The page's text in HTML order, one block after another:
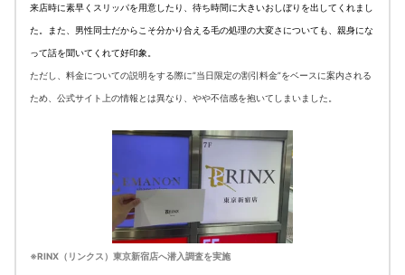
来店時に素早くスリッパを用意したり、待ち時間に大きいおしぼりを出してくれまし
た。また、男性同士だからこそ分かり合える毛の処理の大変さについても、親身にな
って話を聞いてくれて好印象。
ただし、料金についての説明をする際に”当日限定の割引料金”をベースに案内される
ため、公式サイト上の情報とは異なり、やや不信感を抱いてしまいました。
※RINX（リンクス）東京新宿店へ潜入調査を実施